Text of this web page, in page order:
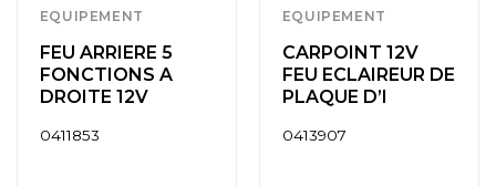
EQUIPEMENT
FEU ARRIERE 5
FONCTIONS A
DROITE 12V
0411853
EQUIPEMENT
CARPOINT 12V
FEU ECLAIREUR DE
PLAQUE D’I
0413907